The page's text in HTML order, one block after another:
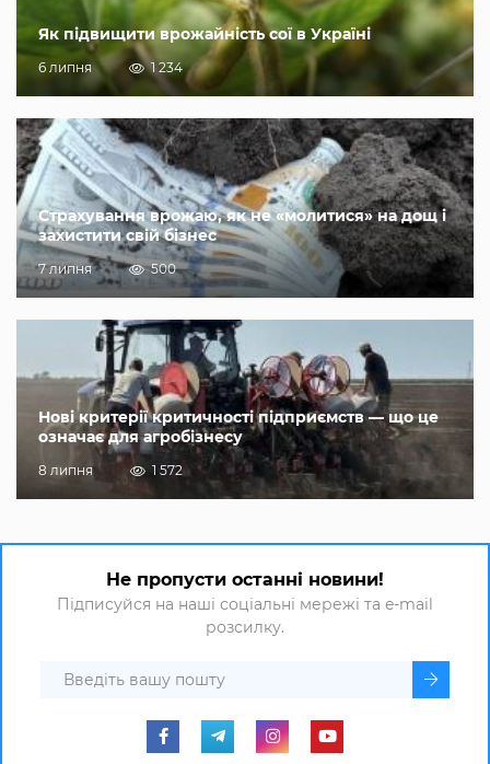
Як підвищити врожайність сої в Україні
6 липня 1 234
Страхування врожаю, як не «молитися» на дощ і
захистити свій бізнес
7 липня 500
Нові критерії критичності підприємств — що це
означає для агробізнесу
8 липня 1 572
Не пропусти останні новини!
Підписуйся на наші соціальні мережі та e-mail
розсилку.